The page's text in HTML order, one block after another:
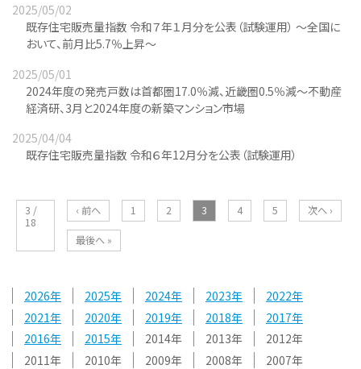
2025/05/02
既存住宅販売量指数 令和７年１月分を公表（試験運用） ～全国に
おいて、前月比5.7％上昇～
2025/05/01
2024年度の発売戸数は首都圏17.0％減、近畿圏0.5％減～不動産
経済研、3月と2024年度の新築マンション市場
2025/04/04
既存住宅販売量指数 令和６年12月分を公表（試験運用）
3 /
18
‹ 前へ 1 2 3 4 5 次へ ›
最後へ »
2026 2025 2024 2023
2022
2021
2020 2019 2018
2017
2016
2015 2014 2013
2012
2011
2010 2009 2008
2007